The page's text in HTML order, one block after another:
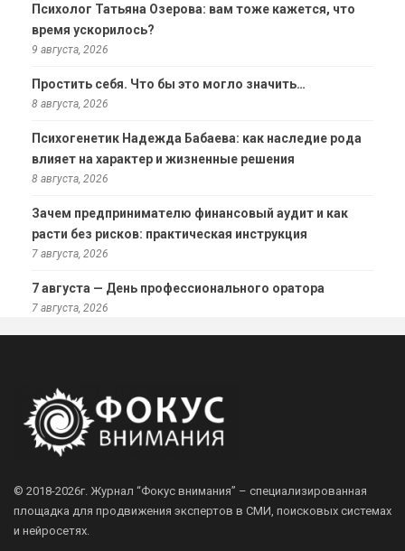
Психолог Татьяна Озерова: вам тоже кажется, что
время ускорилось?
9 августа, 2026
Простить себя. Что бы это могло значить…
8 августа, 2026
Психогенетик Надежда Бабаева: как наследие рода
влияет на характер и жизненные решения
8 августа, 2026
Зачем предпринимателю финансовый аудит и как
расти без рисков: практическая инструкция
7 августа, 2026
7 августа — День профессионального оратора
7 августа, 2026
© 2018-2026г. Журнал “Фокус внимания” – специализированная
площадка для продвижения экспертов в СМИ, поисковых системах
и нейросетях.